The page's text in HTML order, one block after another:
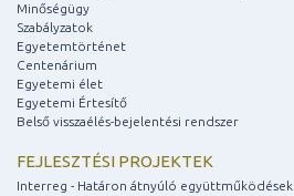
Minőségügy
Szabályzatok
Egyetemtörténet
Centenárium
Egyetemi élet
Egyetemi Értesítő
Belső visszaélés-bejelentési rendszer
FEJLESZTÉSI PROJEKTEK
Interreg - Határon átnyúló együttműködések